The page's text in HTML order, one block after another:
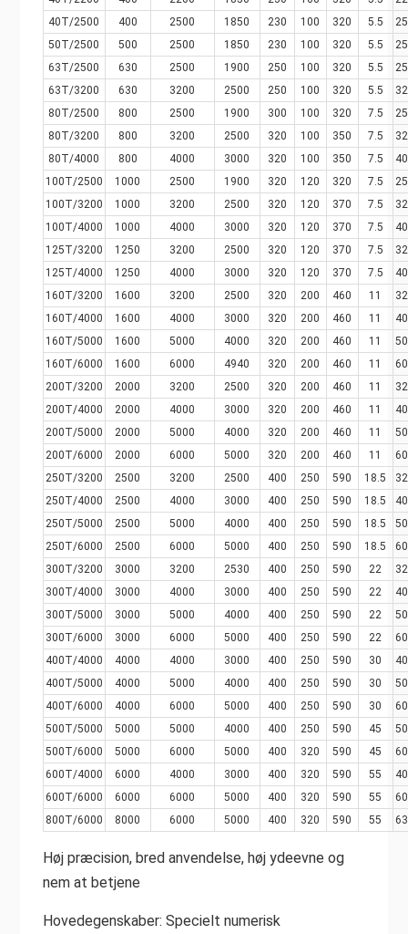
40T/2500
400 2500 1850 230 100 320 5.5
50T/2500
500 2500 1850 230 100 320 5.5
63T/2500
630 2500 1900 250 100 320 5.5
63T/3200
630 3200 2500 250 100 320 5.5
80T/2500
800 2500 1900 300 100 320 7.5
80T/3200
800 3200 2500 320 100 350 7.5
80T/4000
800 4000 3000 320 100 350 7.5
100T/2500
1000 2500 1900 320 120 320 7.5
100T/3200
1000 3200 2500 320 120 370 7.5
100T/4000
1000 4000 3000 320 120 370 7.5
125T/3200
1250 3200 2500 320 120 370 7.5
125T/4000
1250 4000 3000 320 120 370 7.5
160T/3200
1600 3200 2500 320 200 460 11
160T/4000
1600 4000 3000 320 200 460 11
160T/5000
1600 5000 4000 320 200 460 11
160T/6000
1600 6000 4940 320 200 460 11
200T/3200
2000 3200 2500 320 200 460 11
200T/4000
2000 4000 3000 320 200 460 11
200T/5000
2000 5000 4000 320 200 460 11
200T/6000
2000 6000 5000 320 200 460 11
250T/3200
2500 3200 2500 400 250 590 18.5
250T/4000
2500 4000 3000 400 250 590 18.5
250T/5000
2500 5000 4000 400 250 590 18.5
250T/6000
2500 6000 5000 400 250 590 18.5
300T/3200
3000 3200 2530 400 250 590 22
300T/4000
3000 4000 3000 400 250 590 22
300T/5000
3000 5000 4000 400 250 590 22
300T/6000
3000 6000 5000 400 250 590 22
400T/4000
4000 4000 3000 400 250 590 30
400T/5000
4000 5000 4000 400 250 590 30
400T/6000
4000 6000 5000 400 250 590 30
500T/5000
5000 5000 4000 400 250 590 45
500T/6000
5000 6000 5000 400 320 590 45
600T/4000
6000 4000 3000 400 320 590 55
600T/6000
6000 6000 5000 400 320 590 55
800T/6000
8000 6000 5000 400 320 590 55
Høj præcision, bred anvendelse, høj ydeevne og
nem at betjene
Hovedegenskaber: Specielt numerisk